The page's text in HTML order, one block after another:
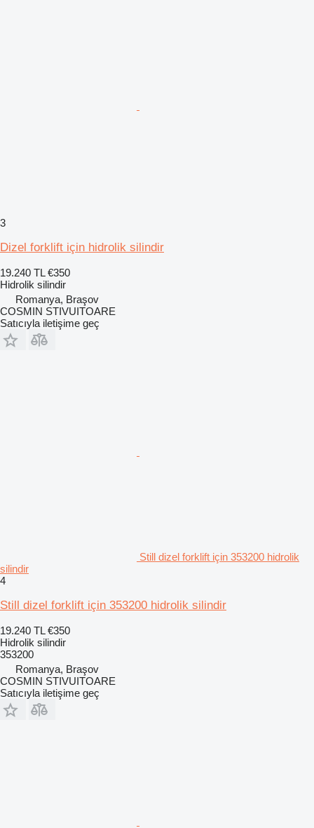
3
Dizel forklift için hidrolik silindir
19.240 TL €350
Hidrolik silindir
Romanya, Braşov
COSMIN STIVUITOARE
Satıcıyla iletişime geç
Still dizel forklift için 353200 hidrolik
silindir
4
Still dizel forklift için 353200 hidrolik silindir
19.240 TL €350
Hidrolik silindir
353200
Romanya, Braşov
COSMIN STIVUITOARE
Satıcıyla iletişime geç